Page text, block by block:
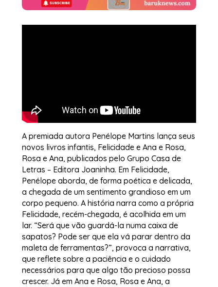
A premiada autora Penélope Martins lança seus
novos livros infantis, Felicidade e Ana e Rosa,
Rosa e Ana, publicados pelo Grupo Casa de
Letras – Editora Joaninha. Em Felicidade,
Penélope aborda, de forma poética e delicada,
a chegada de um sentimento grandioso em um
corpo pequeno. A história narra como a própria
Felicidade, recém-chegada, é acolhida em um
lar. “Será que vão guardá-la numa caixa de
sapatos? Pode ser que ela vá parar dentro da
maleta de ferramentas?”, provoca a narrativa,
que reflete sobre a paciência e o cuidado
necessários para que algo tão precioso possa
crescer. Já em Ana e Rosa, Rosa e Ana, a